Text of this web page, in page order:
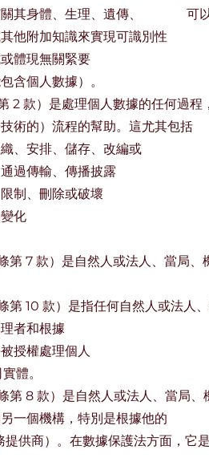
其身體、生理、遺傳、
可
他附加知識來實現可識別性
體現無關緊要
含個人數據）。
2 款）是處理個人數據的任何過程，
術的）流程的幫助。這尤其包括
、安排、儲存、改編或
過傳輸、傳播披露
制、刪除或破壞
化
第 7 款）是自然人或法人、當局、
第 10 款）是指任何自然人或法人
者和根據
授權處理個人
體。
第 8 款）是自然人或法人、當局、
一個機構，特別是根據他的
提供商）。在數據保護法方面，它